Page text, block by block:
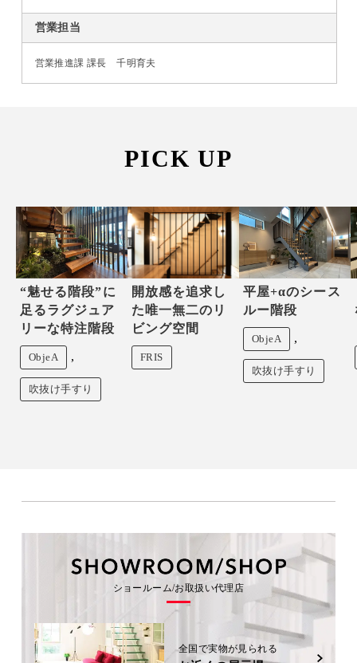
営業担当
営業推進課 課長 千明育夫
PICK UP
“魅せる階段”に
足るラグジュア
リーな特注階段
ObjeA ,
吹抜け手すり
開放感を追求し
た唯一無二のリ
ビング空間
FRIS
平屋+αのシース
ルー階段
ObjeA ,
吹抜け手すり
ショールーム/お取扱い代理店
全国で実物が見られる